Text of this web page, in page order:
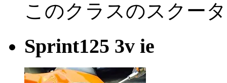
このクラスのスクー
Sprint125 3v ie